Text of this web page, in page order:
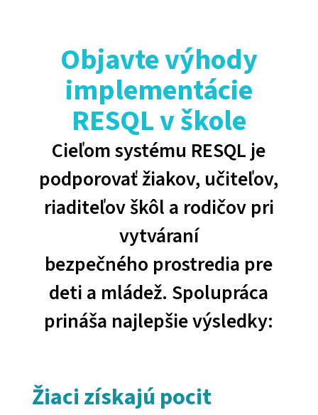
Objavte výhody
implementácie
RESQL v škole
Cieľom systému RESQL je
podporovať žiakov, učiteľov,
riaditeľov škôl a rodičov pri
vytváraní
bezpečného prostredia pre
deti a mládež. Spolupráca
prináša najlepšie výsledky:
Žiaci získajú pocit